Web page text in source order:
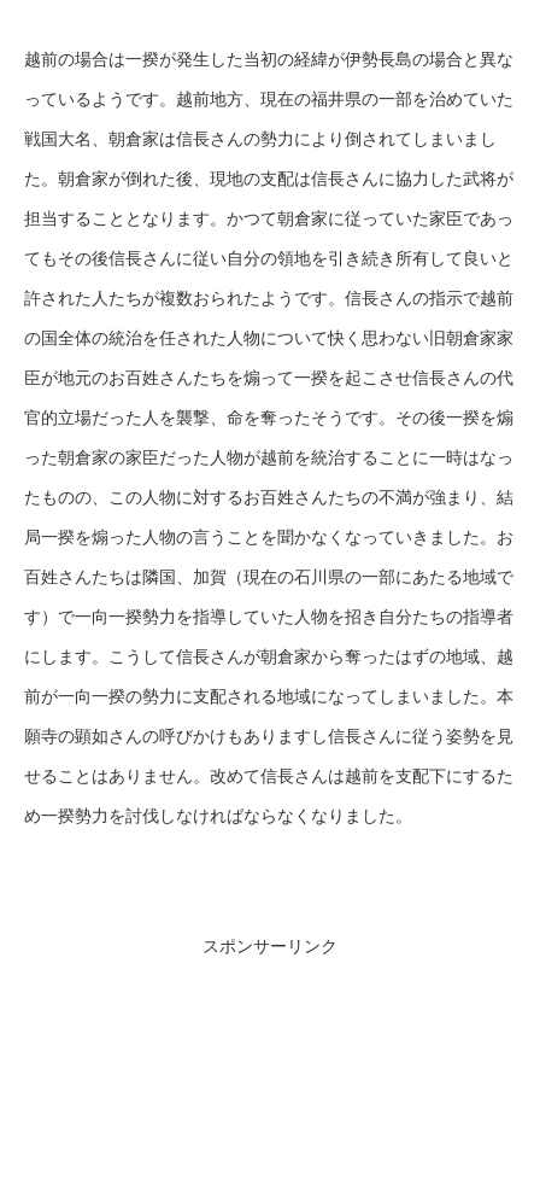
越前の場合は一揆が発生した当初の経緯が伊勢長島の場合と異な
っているようです。越前地方、現在の福井県の一部を治めていた
戦国大名、朝倉家は信長さんの勢力により倒されてしまいまし
た。朝倉家が倒れた後、現地の支配は信長さんに協力した武将が
担当することとなります。かつて朝倉家に従っていた家臣であっ
てもその後信長さんに従い自分の領地を引き続き所有して良いと
許された人たちが複数おられたようです。信長さんの指示で越前
の国全体の統治を任された人物について快く思わない旧朝倉家家
臣が地元のお百姓さんたちを煽って一揆を起こさせ信長さんの代
官的立場だった人を襲撃、命を奪ったそうです。その後一揆を煽
った朝倉家の家臣だった人物が越前を統治することに一時はなっ
たものの、この人物に対するお百姓さんたちの不満が強まり、結
局一揆を煽った人物の言うことを聞かなくなっていきました。お
百姓さんたちは隣国、加賀（現在の石川県の一部にあたる地域で
す）で一向一揆勢力を指導していた人物を招き自分たちの指導者
にします。こうして信長さんが朝倉家から奪ったはずの地域、越
前が一向一揆の勢力に支配される地域になってしまいました。本
願寺の顕如さんの呼びかけもありますし信長さんに従う姿勢を見
せることはありません。改めて信長さんは越前を支配下にするた
め一揆勢力を討伐しなければならなくなりました。
スポンサーリンク